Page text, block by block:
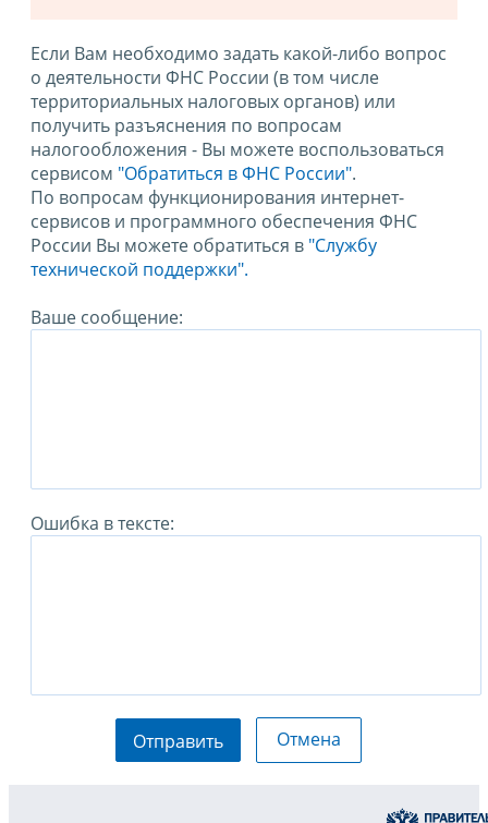
Если Вам необходимо задать какой-либо вопрос
о деятельности ФНС России (в том числе
территориальных налоговых органов) или
получить разъяснения по вопросам
налогообложения - Вы можете воспользоваться
сервисом "Обратиться в ФНС России".
По вопросам функционирования интернет-
сервисов и программного обеспечения ФНС
России Вы можете обратиться в "Службу
технической поддержки".
Ваше сообщение:
Ошибка в тексте:
Отправить Отмена